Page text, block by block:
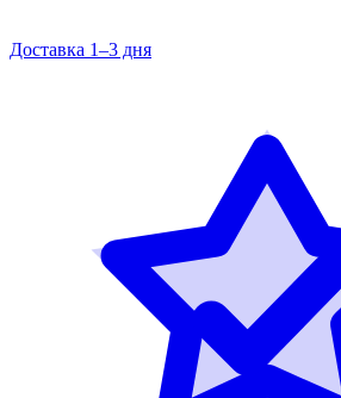
Доставка 1–3 дня